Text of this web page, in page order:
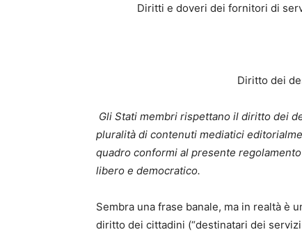
Diritti e doveri dei fornitori di
Diritto dei
Gli Stati membri rispettano il diritto dei
pluralità di contenuti mediatici
quadro conformi al presente
libero e democratico.
Sembra una frase banale, ma in realtà è
diritto dei cittadini (“destinatari dei